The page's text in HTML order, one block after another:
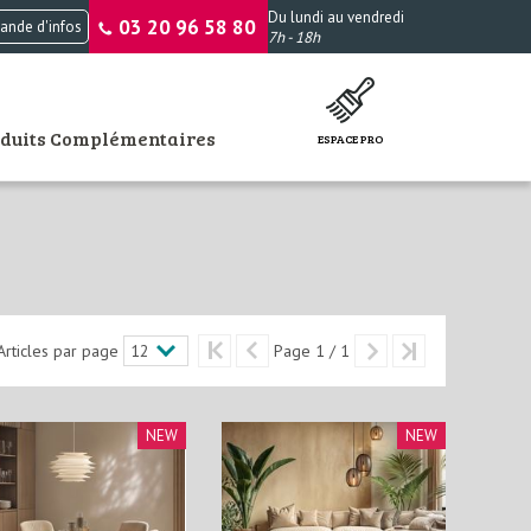
d'infos 03 20 96 58 80 Du lundi au vendredi
7h - 18h
Complémentaires ESPACE PRO
par page Page 1 / 1
NEW NEW